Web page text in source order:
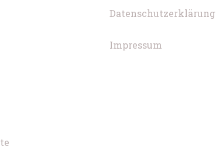
Datenschutzerklärung
Impressum